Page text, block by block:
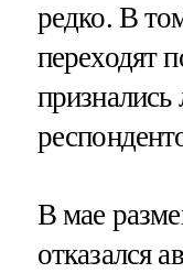
редко. В
переходят
В мае
отказался